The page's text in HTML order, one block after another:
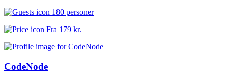
180 personer
Fra 179 kr.
CodeNode